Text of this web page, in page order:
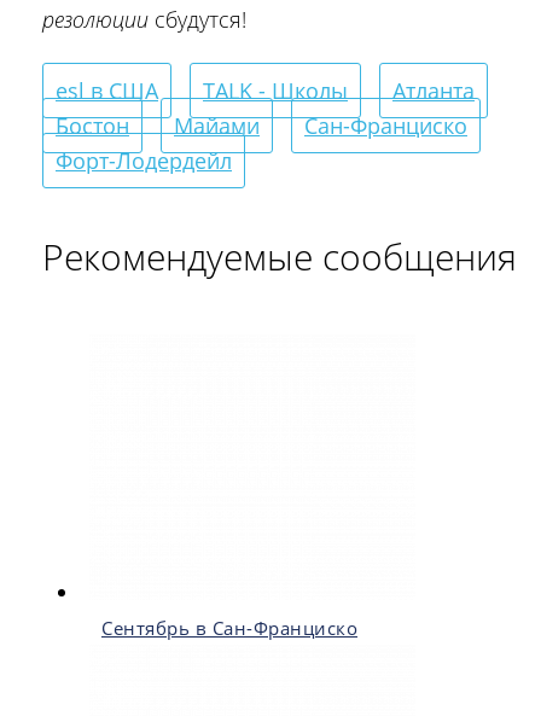
резолюции сбудутся!
esl в США TALK - Школы
Атланта
Бостон
Майами
Сан-Франциско
Форт-Лодердейл
Рекомендуемые сообщения
Сентябрь в Сан-Франциско